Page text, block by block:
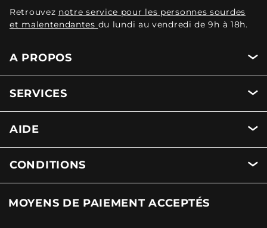
Retrouvez notre service pour les personnes sourdes
et malentendantes du lundi au vendredi de 9h à 18h.
A PROPOS
SERVICES
AIDE
CONDITIONS
MOYENS DE PAIEMENT ACCEPTÉS